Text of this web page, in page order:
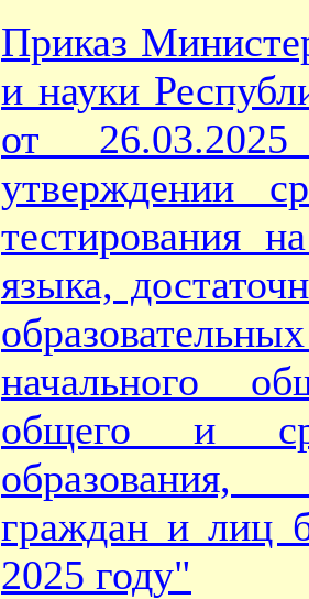
Приказ
и науки
от
утверждении
тестирования
языка,
начального
общего и
граждан и лиц
2025 году"